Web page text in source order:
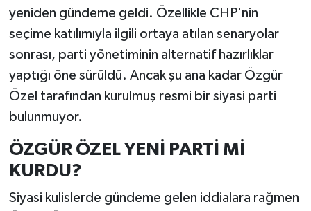
yeniden gündeme geldi. Özellikle CHP'nin
seçime katılımıyla ilgili ortaya atılan senaryolar
sonrası, parti yönetiminin alternatif hazırlıklar
yaptığı öne sürüldü. Ancak şu ana kadar Özgür
Özel tarafından kurulmuş resmi bir siyasi parti
bulunmuyor.
ÖZGÜR ÖZEL YENİ PARTİ Mİ
KURDU?
Siyasi kulislerde gündeme gelen iddialara rağmen